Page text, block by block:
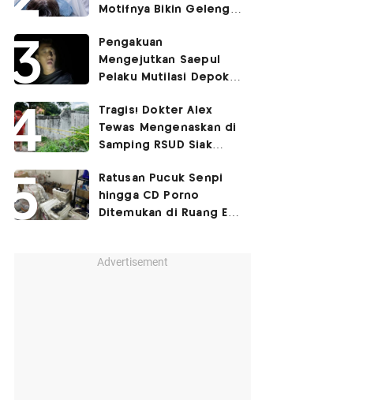
Motifnya Bikin Geleng
Pengakuan
Mengejutkan Saepul
Pelaku Mutilasi Depok:
Korban di Kontrakan
Tragis! Dokter Alex
Tewas Mengenaskan di
Samping RSUD Siak
Rocuronium
Ratusan Pucuk Senpi
hingga CD Porno
Ditemukan di Ruang Eks
Advertisement